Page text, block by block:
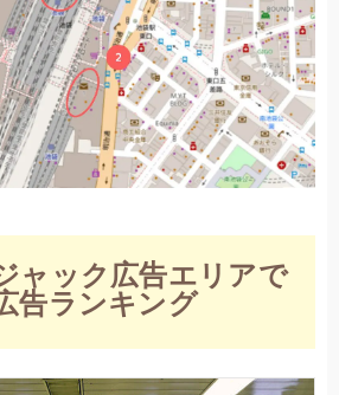
ャック広告エリアで
告ランキング